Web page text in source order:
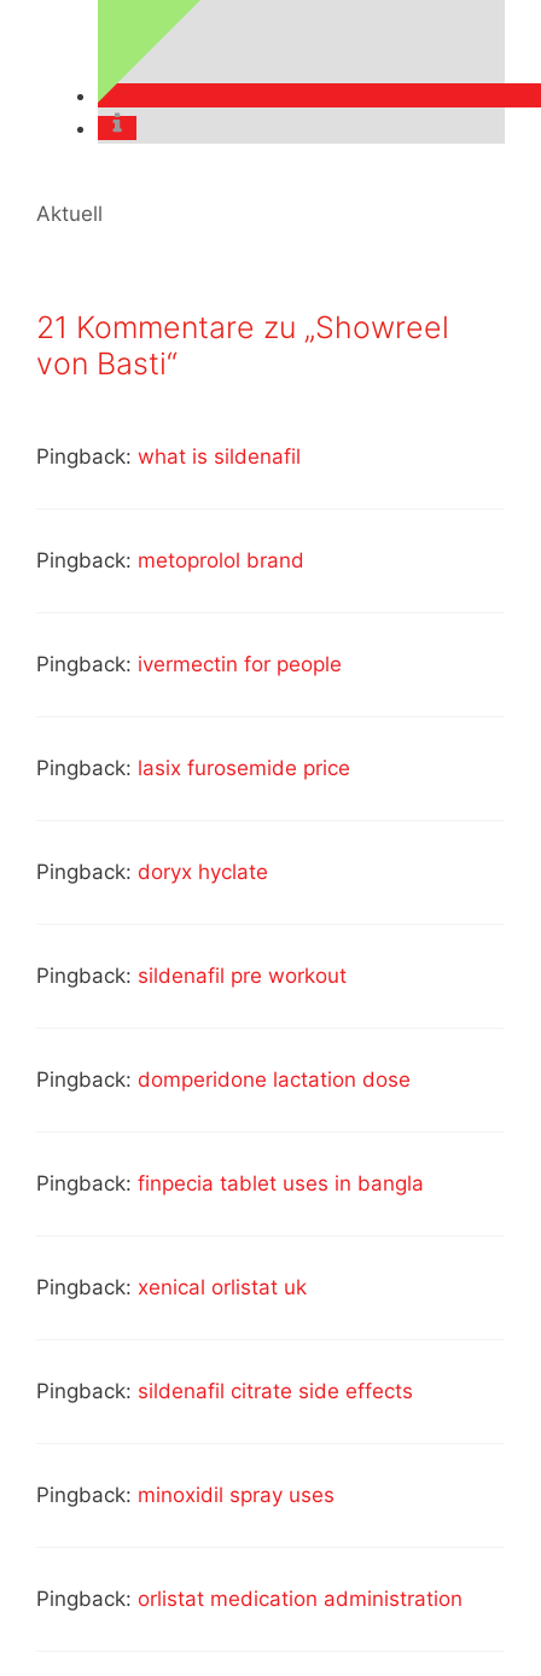
Kategorien
Aktuell
21 Kommentare zu „Showreel
von Basti“
Pingback: what is sildenafil
Pingback: metoprolol brand
Pingback: ivermectin for people
Pingback: lasix furosemide price
Pingback: doryx hyclate
Pingback: sildenafil pre workout
Pingback: domperidone lactation dose
Pingback: finpecia tablet uses in bangla
Pingback: xenical orlistat uk
Pingback: sildenafil citrate side effects
Pingback: minoxidil spray uses
Pingback: orlistat medication administration